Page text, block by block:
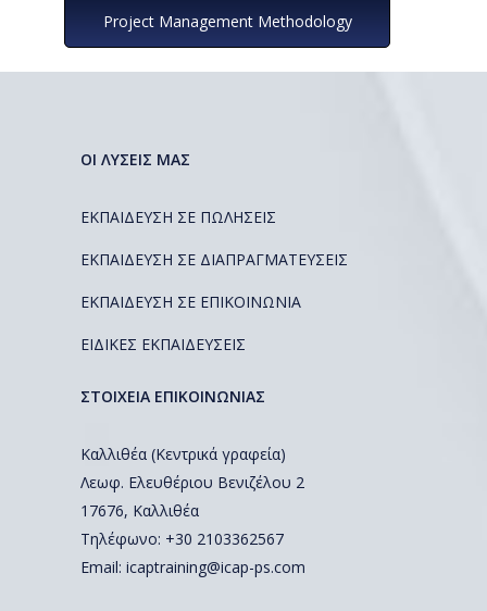
Project Management Methodology
ΟΙ ΛΥΣΕΙΣ ΜΑΣ
ΕΚΠΑΙΔΕΥΣΗ ΣΕ ΠΩΛΗΣΕΙΣ
ΕΚΠΑΙΔΕΥΣΗ ΣΕ ΔΙΑΠΡΑΓΜΑΤΕΥΣΕΙΣ
ΕΚΠΑΙΔΕΥΣΗ ΣΕ ΕΠΙΚΟΙΝΩΝΙΑ
ΕΙΔΙΚΕΣ ΕΚΠΑΙΔΕΥΣΕΙΣ
ΣΤΟΙΧΕΙΑ ΕΠΙΚΟΙΝΩΝΙΑΣ
Καλλιθέα (Κεντρικά γραφεία)
Λεωφ. Ελευθέριου Βενιζέλου 2
17676, Καλλιθέα
Τηλέφωνο: +30 2103362567
Email: icaptraining@icap-ps.com